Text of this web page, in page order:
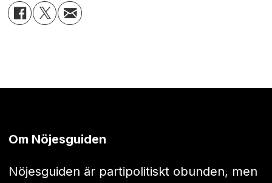
Om Nöjesguiden
Nöjesguiden är partipolitiskt obunden, men